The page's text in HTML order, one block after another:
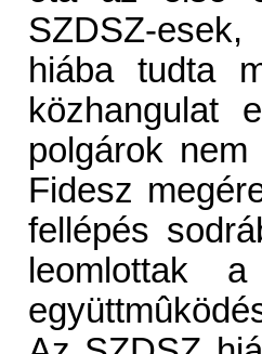
SZDSZ-
hiába tudta
közhangulat
polgárok
Fidesz
fellépés
leomlottak